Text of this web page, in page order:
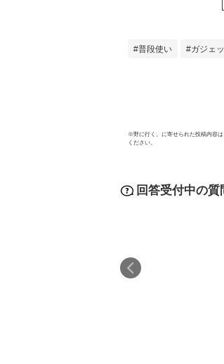
普段使い ガジェ
※野に行く。 に寄せられた投稿内容
ください。
回答受付中の質